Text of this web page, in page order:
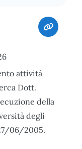
attività
Dott.
della
degli
06/2005.